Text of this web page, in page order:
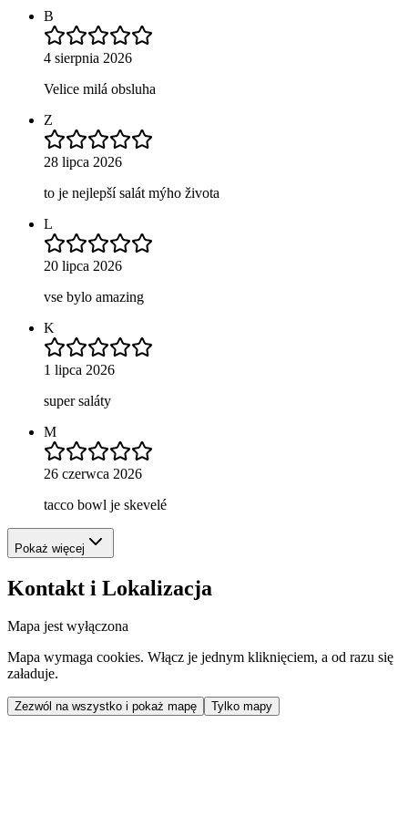
B
4 sierpnia 2026
Velice milá obsluha
Z
28 lipca 2026
to je nejlepší salát mýho života
L
20 lipca 2026
vse bylo amazing
K
1 lipca 2026
super saláty
M
26 czerwca 2026
tacco bowl je skevelé
Pokaż więcej
Kontakt i Lokalizacja
Mapa jest wyłączona
Mapa wymaga cookies. Włącz je jednym kliknięciem, a od razu się
załaduje.
Zezwól na wszystko i pokaż mapę Tylko mapy